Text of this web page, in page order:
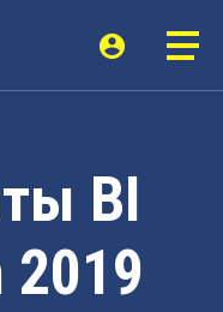
BI
2019